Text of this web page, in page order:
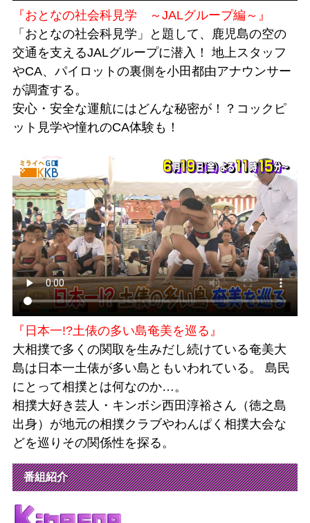
『おとなの社会科見学 ～JALグループ編～』
「おとなの社会科見学」と題して、鹿児島の空の
交通を支えるJALグループに潜入！ 地上スタッフ
やCA、パイロットの裏側を小田都由アナウンサー
が調査する。
安心・安全な運航にはどんな秘密が！？コックピ
ット見学や憧れのCA体験も！
『日本一!?土俵の多い島奄美を巡る』
大相撲で多くの関取を生みだし続けている奄美大
島は日本一土俵が多い島ともいわれている。 島民
にとって相撲とは何なのか…。
相撲大好き芸人・キンボシ西田淳裕さん（徳之島
出身）が地元の相撲クラブやわんぱく相撲大会な
どを巡りその関係性を探る。
番組紹介